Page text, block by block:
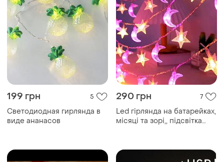
199 грн 5
Светодиодная гирлянда в
виде ананасов
290 грн 7
Led гірлянда на батарейках,
місяці та зорі,, підсвітка